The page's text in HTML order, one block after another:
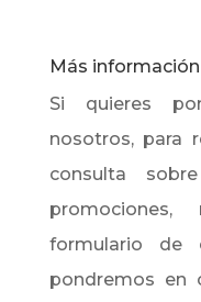
Más información
Si quieres
nosotros, para
consulta
formulario de
pondremos en